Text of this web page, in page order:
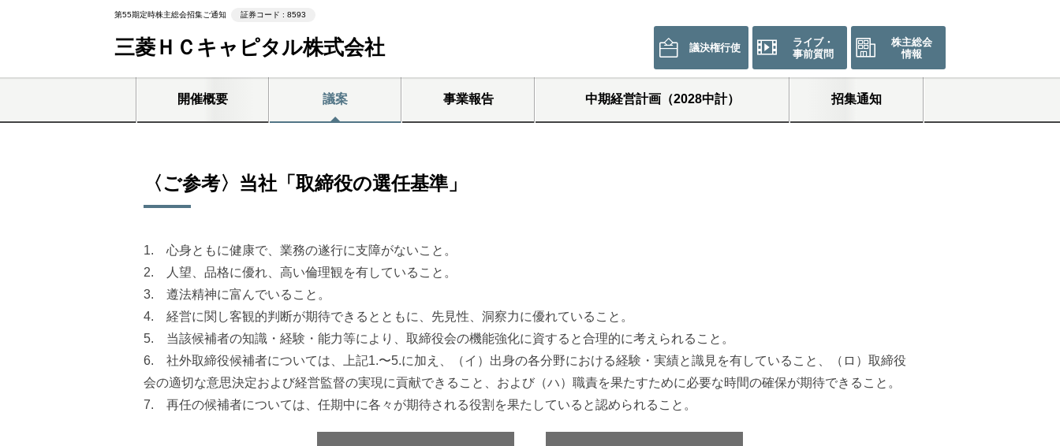
第55期定時株主総会招集ご通知 証券コード : 8593
三菱ＨＣキャピタル株式会社 議決権行使
ライブ・
事前質問
株主総会
情報
開催概要 議案 事業報告 中期経営計画（2028中計） 招集通知
〈ご参考〉当社「取締役の選任基準」
1. 心身ともに健康で、業務の遂行に支障がないこと。
2. 人望、品格に優れ、高い倫理観を有していること。
3. 遵法精神に富んでいること。
4. 経営に関し客観的判断が期待できるとともに、先見性、洞察力に優れていること。
5. 当該候補者の知識・経験・能力等により、取締役会の機能強化に資すると合理的に考えられること。
6. 社外取締役候補者については、上記1.〜5.に加え、（イ）出身の各分野における経験・実績と識見を有していること、（ロ）取締役
会の適切な意思決定および経営監督の実現に貢献できること、および（ハ）職責を果たすために必要な時間の確保が期待できること。
7. 再任の候補者については、任期中に各々が期待される役割を果たしていると認められること。